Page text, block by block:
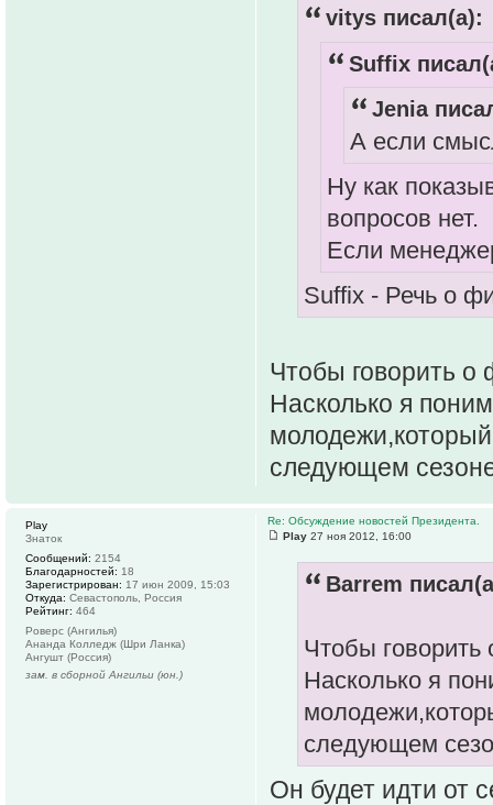
vitys писал(а):
Suffix
Jenia
А если
Ну как
вопросов нет.
Если
Suffix - Речь о
Чтобы говорить о
Насколько я
молодежи,который
следующем
Re: Обсуждение новостей Президента.
Play 27 ноя 2012, 16:00
Barrem
Чтобы говорить
Насколько я
следующем
Он будет идти от
Play
Знаток
Сообщений: 2154
Благодарностей: 18
Зарегистрирован: 17 июн 2009, 15:03
Откуда: Cевастополь, Россия
Рейтинг: 464
Роверс (Ангилья)
Ананда Колледж (Шри Ланка)
Ангушт (Россия)
зам. в сборной Ангильи (юн.)